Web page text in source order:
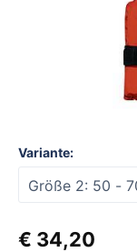
Variante:
€ 34,20